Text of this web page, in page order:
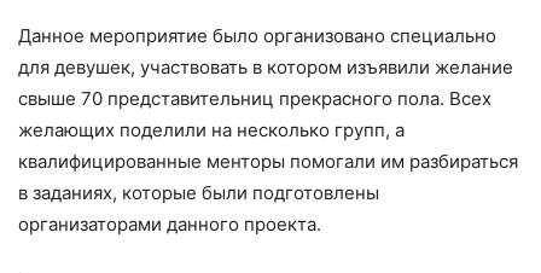
Данное мероприятие было организовано специально
для девушек, участвовать в котором изъявили желание
свыше 70 представительниц прекрасного пола. Всех
желающих поделили на несколько групп, а
квалифицированные менторы помогали им разбираться
в заданиях, которые были подготовлены
организаторами данного проекта.